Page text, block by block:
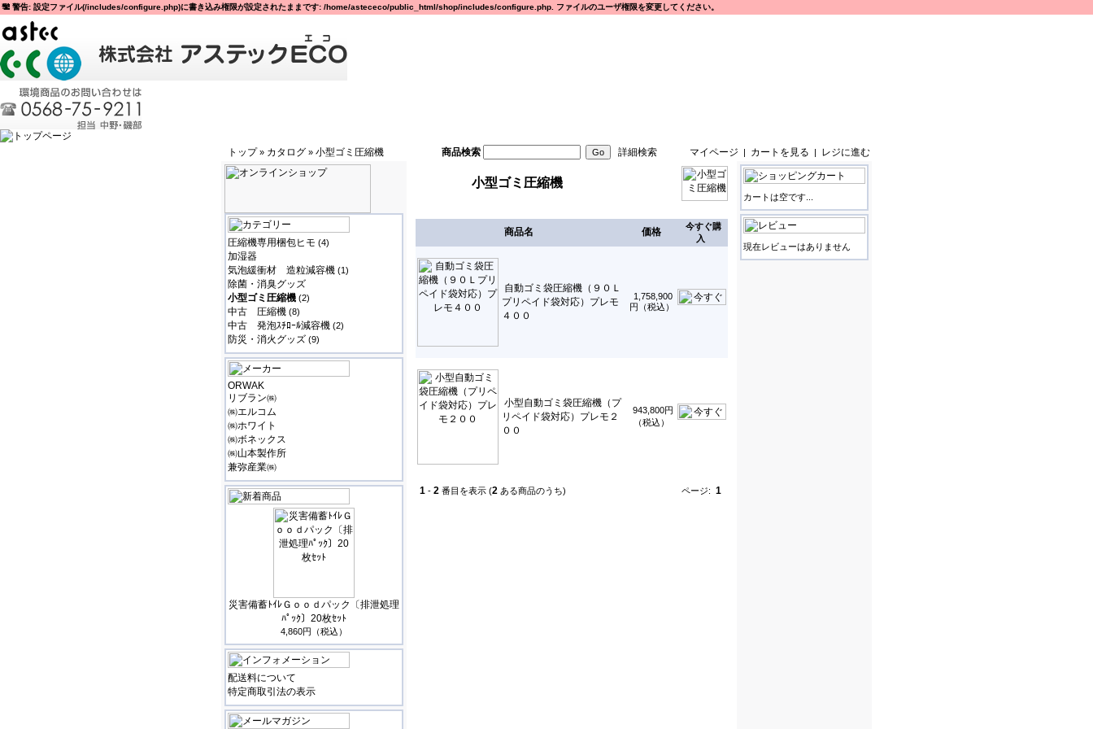
警告: 設定ファイル(/includes/configure.php)に書き込み権限が設定されたままです: /home/astececo/public_html/shop/includes/configure.php. ファイルのユーザ権限を変更してください。
トップ» カタログ » 小型ゴミ圧縮機 商品検索 詳細検索 マイページ | カートを見る | レジに進む
圧縮機専用梱包ヒモ (4)
加湿器
気泡緩衝材 造粒減容機 (1)
除菌・消臭グッズ
小型ゴミ圧縮機 (2)
中古 圧縮機 (8)
中古 発泡ｽﾁﾛｰﾙ減容機 (2)
防災・消火グッズ (9)
ORWAK
リブラン㈱
㈱エルコム
㈱ホワイト
㈱ボネックス
㈱山本製作所
兼弥産業㈱
災害備蓄ﾄｲﾚＧｏｏｄパック〔排泄処理
ﾊﾟｯｸ〕20枚ｾｯﾄ
4,860円（税込）
配送料について
特定商取引法の表示
小型ゴミ圧縮機
商品名 価格
今すぐ購
入
自動ゴミ袋圧縮機（９０Ｌ
プリペイド袋対応）プレモ
４００
1,758,900
円（税込）
小型自動ゴミ袋圧縮機（プ
リペイド袋対応）プレモ２
００
943,800円
（税込）
1 - 2 番目を表示 (2 ある商品のうち) ページ: 1
カートは空です...
現在レビューはありません